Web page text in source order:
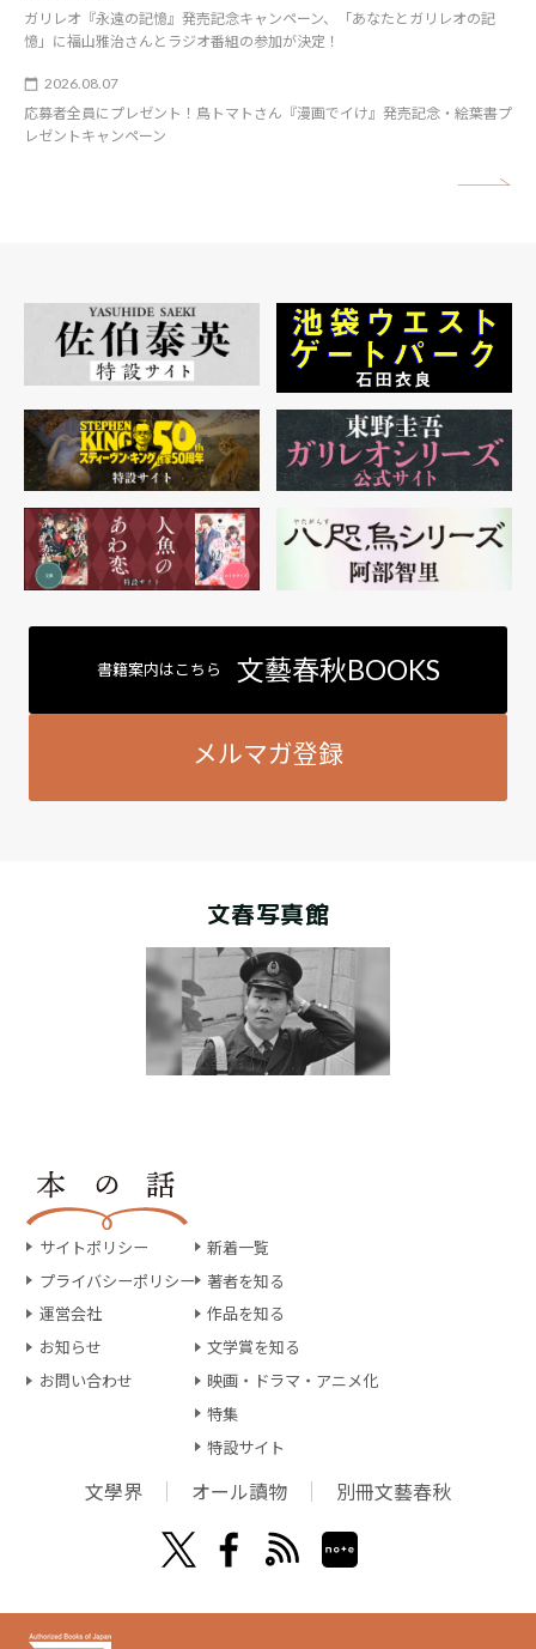
ガリレオ『永遠の記憶』発売記念キャンペーン、「あなたとガリレオの記
憶」に福山雅治さんとラジオ番組の参加が決定！
2026.08.07
応募者全員にプレゼント！鳥トマトさん『漫画でイけ』発売記念・絵葉書プ
レゼントキャンペーン
書籍案内はこちら 文藝春秋BOOKS
メルマガ登録
文春写真館
サイトポリシー
プライバシーポリシー
運営会社
お知らせ
お問い合わせ
新着一覧
著者を知る
作品を知る
文学賞を知る
映画・ドラマ・アニメ化
特集
特設サイト
文學界 オール讀物 別冊文藝春秋